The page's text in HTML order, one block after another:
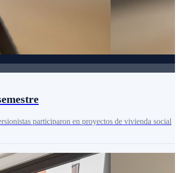
participaron en proyectos de vivienda social